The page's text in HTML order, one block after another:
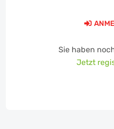
Sie haben
Jetzt